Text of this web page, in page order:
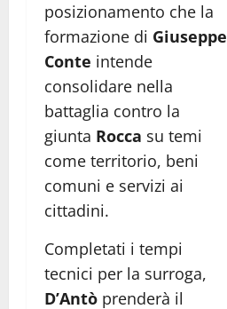
posizionamento che la
formazione di Giuseppe
Conte intende
consolidare nella
battaglia contro la
giunta Rocca su temi
come territorio, beni
comuni e servizi ai
cittadini.
Completati i tempi
tecnici per la surroga,
D’Antò prenderà il